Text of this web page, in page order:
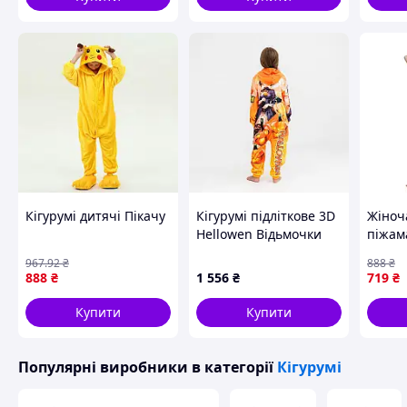
Кігурумі дитячі Пікачу
888 ₴
967.92₴
Купити
Кігурумі підліткове 3D
Hellowen Відьмочки
см
1 556 ₴
Купити
Денвер
719 ₴
888₴
Популярні виробники в категорії Кігурумі